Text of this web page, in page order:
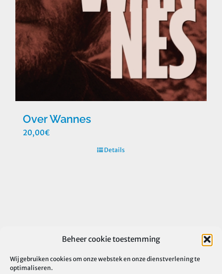
Beheer cookie toestemming
Wij gebruiken cookies om onze webstek en onze dienstverlening te
optimaliseren.
Over Wannes
20,00€
Details